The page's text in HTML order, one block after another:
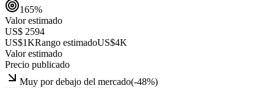
165%
Valor estimado
US$ 2594
US$1KRango estimadoUS$4K
Valor estimado
Precio publicado
Muy por debajo del mercado(-48%)